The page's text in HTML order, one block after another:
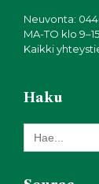
Neuvonta:
MA-TO klo
Kaikki
Haku
Search
for: